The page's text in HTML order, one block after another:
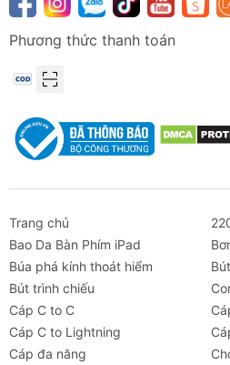
Phương thức thanh toán
Trang chủ
Bao Da Bàn Phím iPad
Búa phá kính thoát hiểm
Bút trình chiếu
Cáp C to C
Cáp C to Lightning
Cáp đa năng